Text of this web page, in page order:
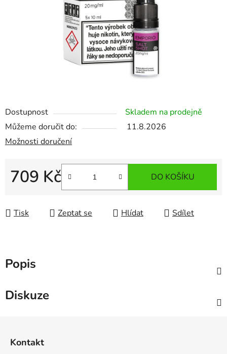
Dostupnost
Skladem na prodejně
Můžeme doručit do:
11.8.2026
Možnosti doručení
709 Kč DO KOŠÍKU
Tisk Zeptat se Hlídat Sdílet
Popis
Diskuze
Kontakt